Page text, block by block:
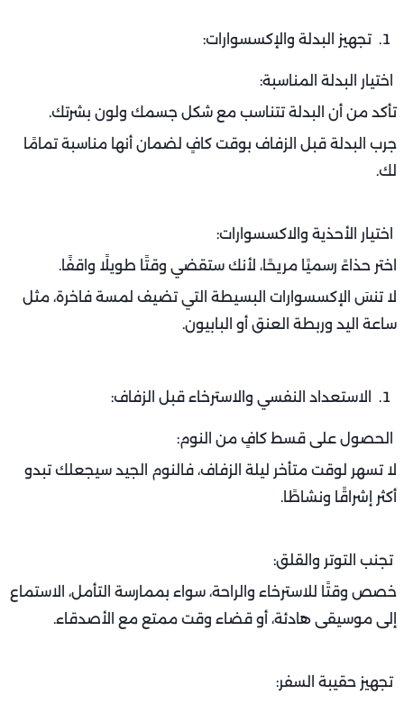
تجهيز البدلة والإكسسوارات:
اختيار البدلة المناسبة:
تأكد من أن البدلة تتناسب مع شكل جسمك ولون بشرتك.
جرب البدلة قبل الزفاف بوقت كافٍ لضمان أنها مناسبة تمامًا
لك.
اختيار الأحذية والاكسسوارات:
اختر حذاءً رسميًا مريحًا، لأنك ستقضي وقتًا طويلًا واقفًا.
لا تنسَ الإكسسوارات البسيطة التي تضيف لمسة فاخرة، مثل
ساعة اليد وربطة العنق أو البابيون.
الاستعداد النفسي والاسترخاء قبل الزفاف:
الحصول على قسط كافٍ من النوم:
لا تسهر لوقت متأخر ليلة الزفاف، فالنوم الجيد سيجعلك تبدو
أكثر إشراقًا ونشاطًا.
تجنب التوتر والقلق:
خصص وقتًا للاسترخاء والراحة، سواء بممارسة التأمل، الاستماع
إلى موسيقى هادئة، أو قضاء وقت ممتع مع الأصدقاء.
تجهيز حقيبة السفر: